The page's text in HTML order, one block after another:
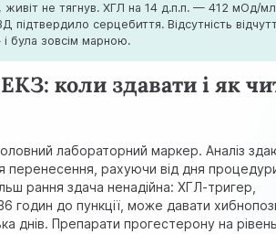
не тягнув. ХГЛ на 14 д.п.п. — 412 мОд/
підтвердило серцебиття. Відсутність
була зовсім марною.
коли здавати і як
лабораторний маркер. Аналіз
перенесення, рахуючи від дня
рання здача ненадійна: ХГЛ-тригер,
годин до пункції, може давати
днів. Препарати прогестерону на